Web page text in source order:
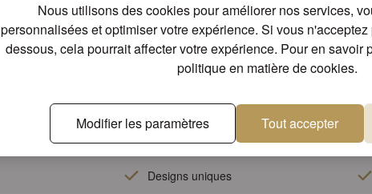
Nous utilisons des cookies pour améliorer nos services,
personnalisées et optimiser votre expérience. Si vous
dessous, cela pourrait affecter votre expérience. Pour en savoir
politique en matière de cookies.
Modifier les paramètres Tout accepter
Designs uniques